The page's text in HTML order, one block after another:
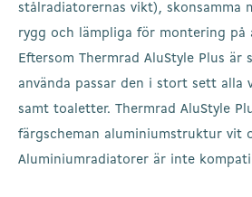
stålradiatorernas vikt), skonsamma
rygg och lämpliga för montering på
Eftersom Thermrad AluStyle Plus är
använda passar den i stort sett alla
samt toaletter. Thermrad AluStyle
färgscheman aluminiumstruktur vit
Aluminiumradiatorer är inte